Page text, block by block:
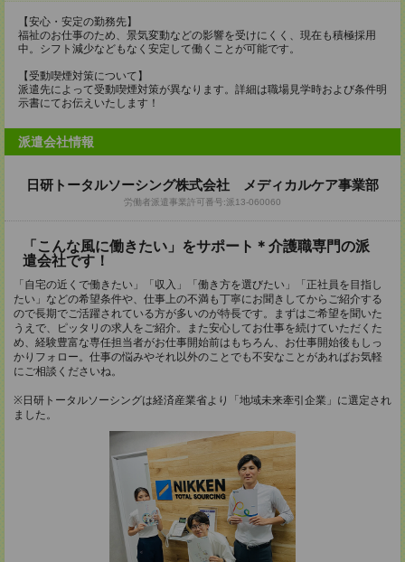
【安心・安定の勤務先】
福祉のお仕事のため、景気変動などの影響を受けにくく、現在も積極採用
中。シフト減少などもなく安定して働くことが可能です。
【受動喫煙対策について】
派遣先によって受動喫煙対策が異なります。詳細は職場見学時および条件明
示書にてお伝えいたします！
派遣会社情報
日研トータルソーシング株式会社 メディカルケア事業部
労働者派遣事業許可番号:派13-060060
「こんな風に働きたい」をサポート＊介護職専門の派
遣会社です！
「自宅の近くで働きたい」「収入」「働き方を選びたい」「正社員を目指し
たい」などの希望条件や、仕事上の不満も丁寧にお聞きしてからご紹介する
ので長期でご活躍されている方が多いのが特長です。まずはご希望を聞いた
うえで、ピッタリの求人をご紹介。また安心してお仕事を続けていただくた
め、経験豊富な専任担当者がお仕事開始前はもちろん、お仕事開始後もしっ
かりフォロー。仕事の悩みやそれ以外のことでも不安なことがあればお気軽
にご相談くださいね。
※日研トータルソーシングは経済産業省より「地域未来牽引企業」に選定され
ました。